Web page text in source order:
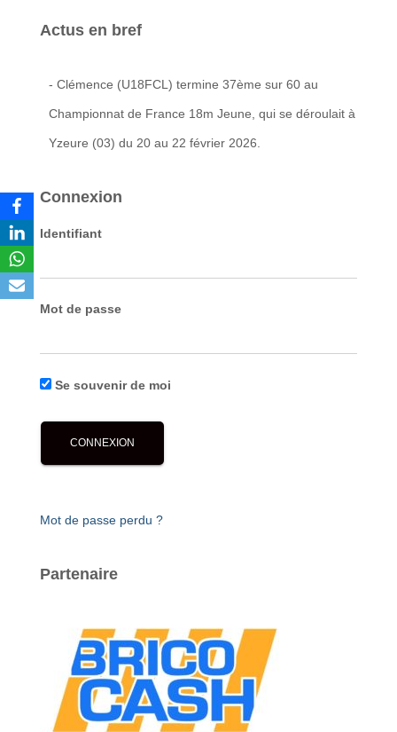
Actus en bref
- Clémence (U18FCL) termine 37ème sur 60 au
Championnat de France 18m Jeune, qui se déroulait à
Yzeure (03) du 20 au 22 février 2026.
Connexion
Identifiant
Mot de passe
Se souvenir de moi
Mot de passe perdu ?
Partenaire